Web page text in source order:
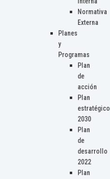
Normativa
Externa
Planes
y
Programas
Plan
de
acción
Plan
estratégico
2030
Plan
de
desarrollo
2022
Plan